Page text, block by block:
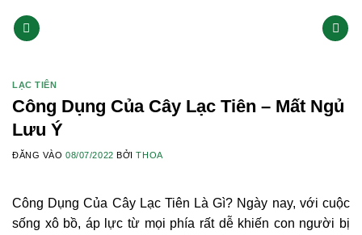
qua
LẠC TIÊN
Công Dụng Của Cây Lạc Tiên – Mất Ngủ
Lưu Ý
ĐĂNG VÀO08/07/2022 BỞITHOA
Công Dụng Của Cây Lạc Tiên Là Gì? Ngày nay, với cuộc
sống xô bồ, áp lực từ mọi phía rất dễ khiến con người bị